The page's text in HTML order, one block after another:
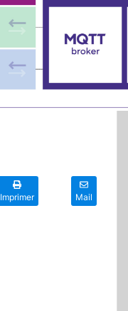
Imprimer Mail